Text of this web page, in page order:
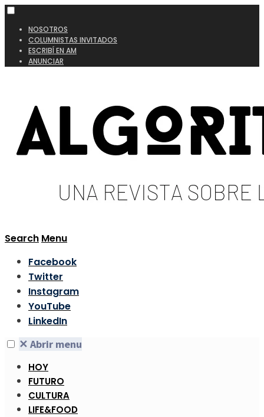
NOSOTROS
COLUMNISTAS INVITADOS
ESCRIBÍ EN AM
ANUNCIAR
Search Menu
Facebook
Twitter
Instagram
YouTube
LinkedIn
✕ Abrir menu
HOY
FUTURO
CULTURA
LIFE&FOOD